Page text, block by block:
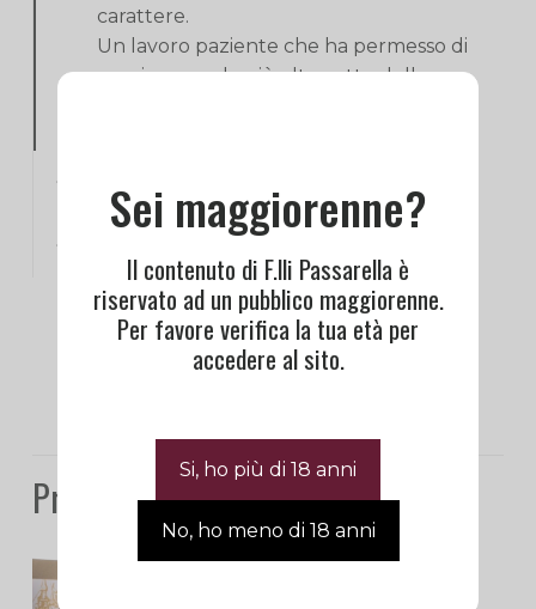
carattere.
Un lavoro paziente che ha permesso di
raggiungere le più alte vette della
Prodotti correlati
Sei maggiorenne?
Il contenuto di F.lli Passarella è
riservato ad un pubblico maggiorenne.
Per favore verifica la tua età per
accedere al sito.